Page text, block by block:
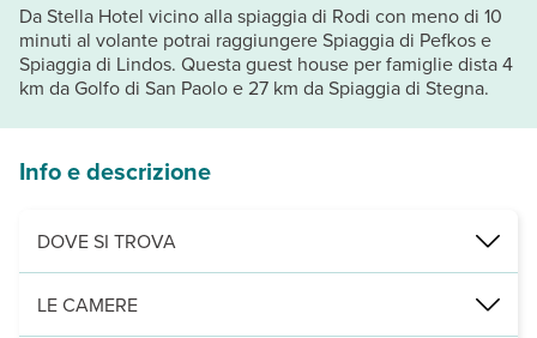
Da Stella Hotel vicino alla spiaggia di Rodi con meno di 10
minuti al volante potrai raggiungere Spiaggia di Pefkos e
Spiaggia di Lindos. Questa guest house per famiglie dista 4
km da Golfo di San Paolo e 27 km da Spiaggia di Stegna.
Info e descrizione
DOVE SI TROVA
Nelle vicinanze di: Spiaggia di Pefkos
LE CAMERE